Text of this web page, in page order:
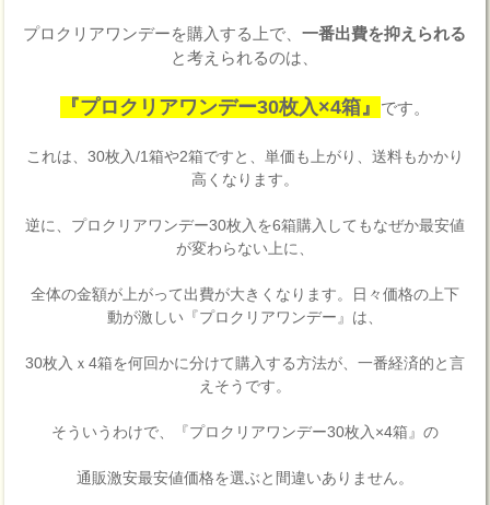
プロクリアワンデーを購入する上で、一番出費を抑えられる
と考えられるのは、
『プロクリアワンデー30枚入×4箱』 です。
これは、30枚入/1箱や2箱ですと、単価も上がり、送料もかかり
高くなります。
逆に、プロクリアワンデー30枚入を6箱購入してもなぜか最安値
が変わらない上に、
全体の金額が上がって出費が大きくなります。日々価格の上下
動が激しい『プロクリアワンデー』は、
30枚入ｘ4箱を何回かに分けて購入する方法が、一番経済的と言
えそうです。
そういうわけで、『プロクリアワンデー30枚入×4箱』の
通販激安最安値価格を選ぶと間違いありません。